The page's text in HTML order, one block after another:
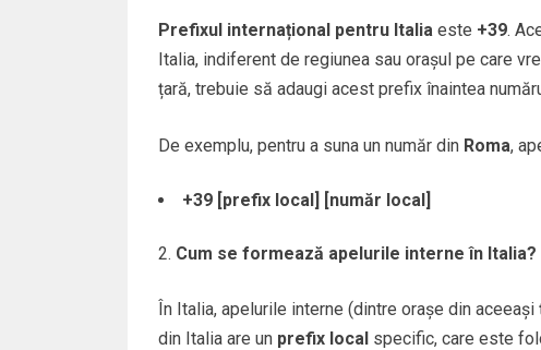
Prefixul internațional pentru Italia este +39.
Italia, indiferent de regiunea sau orașul pe care
țară, trebuie să adaugi acest prefix înaintea
De exemplu, pentru a suna un număr din Roma,
+39 [prefix local] [număr local]
Cum se formează apelurile interne în Italia?
În Italia, apelurile interne (dintre orașe din
din Italia are un prefix localspecific, care este